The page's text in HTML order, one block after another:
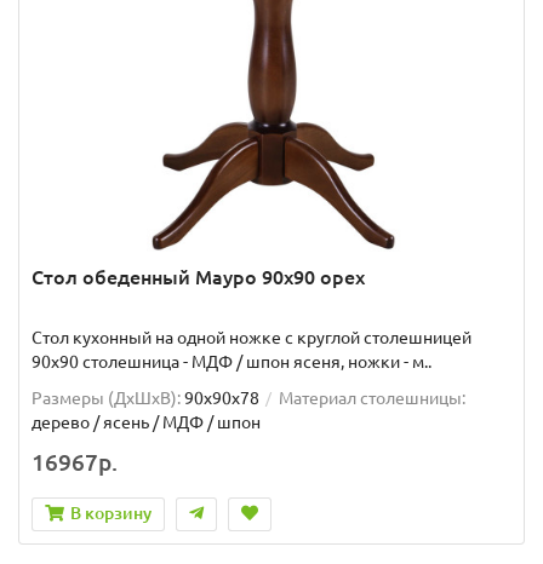
Стол обеденный Мауро 90х90 орех
Стол кухонный на одной ножке с круглой столешницей
90х90 столешница - МДФ / шпон ясеня, ножки - м..
Размеры (ДхШxВ):90х90х78
Материал столешницы:
дерево / ясень / МДФ / шпон
16967р.
В корзину